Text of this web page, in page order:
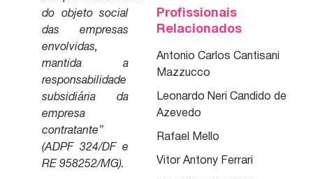
do objeto social
das empresas
envolvidas,
mantida a
responsabilidade
subsidiária da
empresa
contratante”
(ADPF 324/DF e
RE 958252/MG).
Profissionais
Relacionados
Antonio Carlos Cantisani
Mazzucco
Leonardo Neri Candido de
Azevedo
Rafael Mello
Vitor Antony Ferrari